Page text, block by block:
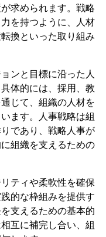
求められます。戦略
を持つように、人材
換といった取り組み
ンと目標に沿った人
体的には、採用、教
じて、組織の人材を
ます。人事戦略は組
であり、戦略人事が
組織を支えるための
ティや柔軟性を確保
的な枠組みを提供す
支えるための基本的
互に補完し合い、組